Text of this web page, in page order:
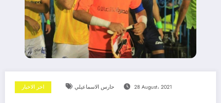
اخر الاخبار حارس الاسماعيلي 28 August، 2021